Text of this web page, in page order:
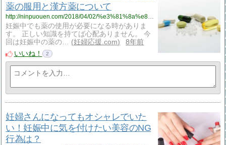
薬の服用と漢方薬について
http://ninpuouen.com/2018/04/02/%e3%81%8a%e8%85%b9%e3%81%ae%e8%b5%a4%e3%81%a1%e3%82%83%e3%82%93%e3%81%b8%e3%81%ae%e5%bd%b1%e9%9f%bf%e3%81%af%ef%bc%9f%e5%a6%8a%e5%a8%a0%e4%b8%ad%e3%81%ae%e8%96%ac%e3%81%ae%e6%9c%8d%e7%94%a8%e3%81%a8/
妊娠中でも薬の使用が必要になる時がありま
す。 正しい知識を持てば心配ありません。 今
回は妊娠中の薬の…
妊婦応援.com
8年前
いいね！
2
妊婦さんになってもオシャレでいた
い！妊娠中に気を付けたい美容のNG
行為は？